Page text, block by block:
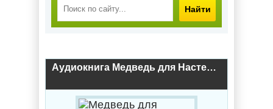
Найти
Аудиокнига Медведь для Настеньки / Лина Мак